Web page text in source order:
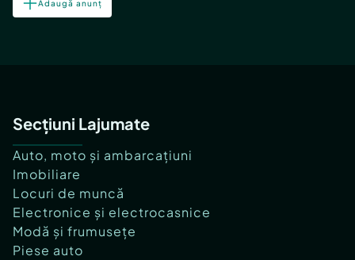
Adaugă anunț
Secțiuni Lajumate
Auto, moto și ambarcațiuni
Imobiliare
Locuri de muncă
Electronice și electrocasnice
Modă și frumusețe
Piese auto